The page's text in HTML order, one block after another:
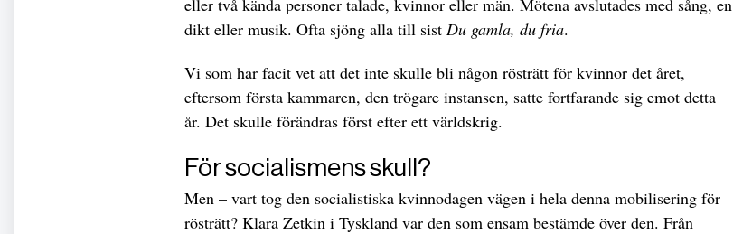
eller två kända personer talade, kvinnor eller män. Mötena avslutades med sång, en
dikt eller musik. Ofta sjöng alla till sist Du gamla, du fria.
Vi som har facit vet att det inte skulle bli någon rösträtt för kvinnor det året,
eftersom första kammaren, den trögare instansen, satte fortfarande sig emot detta
år. Det skulle förändras först efter ett världskrig.
För socialismens skull?
Men – vart tog den socialistiska kvinnodagen vägen i hela denna mobilisering för
rösträtt? Klara Zetkin i Tyskland var den som ensam bestämde över den. Från